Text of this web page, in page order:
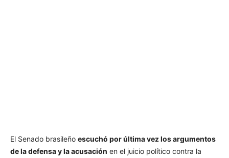
El Senado brasileño escuchó por última vez los argumentos
de la defensa y la acusación en el juicio político contra la